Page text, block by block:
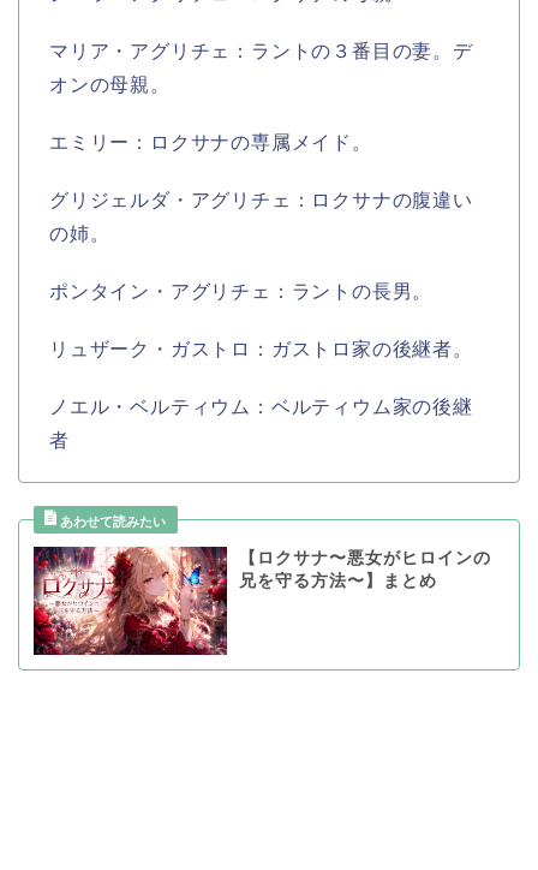
マリア・アグリチェ：ラントの３番目の妻。デ
オンの母親。
エミリー：ロクサナの専属メイド。
グリジェルダ・アグリチェ：ロクサナの腹違い
の姉。
ポンタイン・アグリチェ：ラントの長男。
リュザーク・ガストロ：ガストロ家の後継者。
ノエル・ベルティウム：ベルティウム家の後継
者
【ロクサナ〜悪女がヒロインの
兄を守る方法〜】まとめ